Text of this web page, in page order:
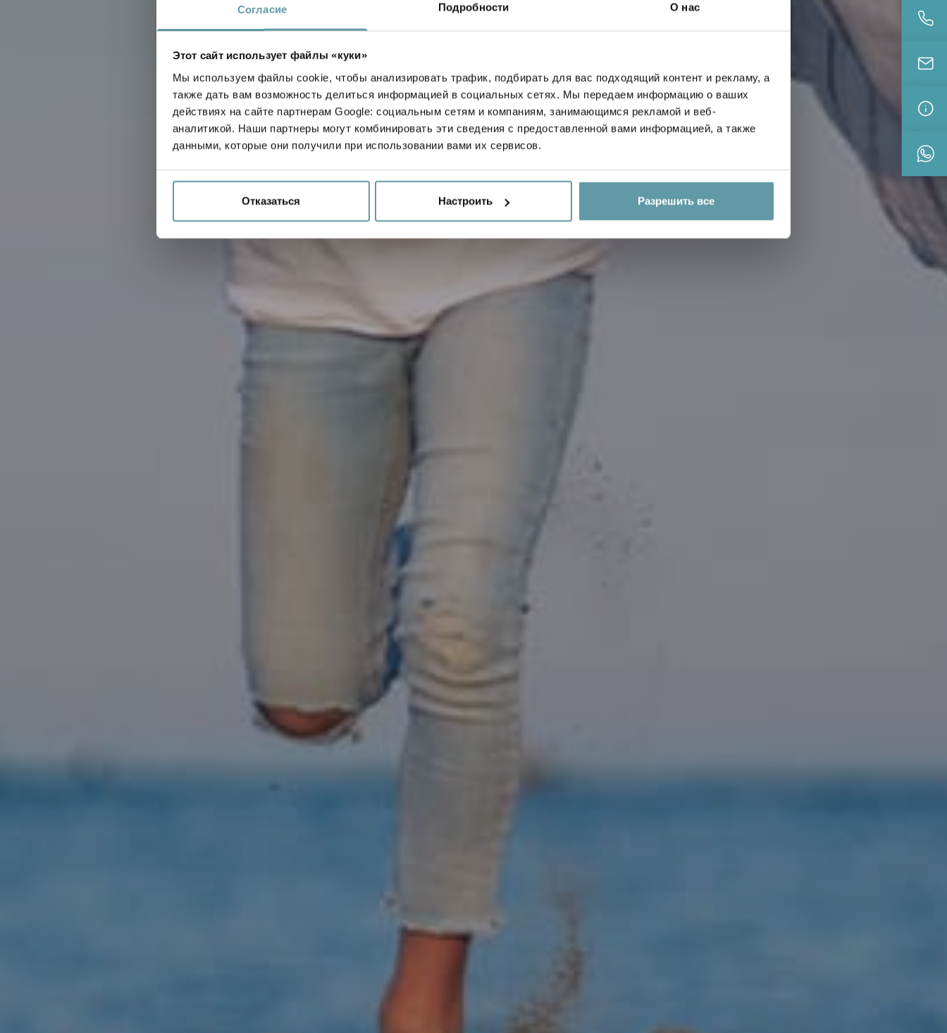
Согласие Подробности О нас
Этот сайт использует файлы «куки»
Мы используем файлы cookie, чтобы анализировать трафик, подбирать для вас подходящий контент и рекламу, а
также дать вам возможность делиться информацией в социальных сетях. Мы передаем информацию о ваших
действиях на сайте партнерам Google: социальным сетям и компаниям, занимающимся рекламой и веб-
аналитикой. Наши партнеры могут комбинировать эти сведения с предоставленной вами информацией, а также
данными, которые они получили при использовании вами их сервисов.
Отказаться Настроить Разрешить все
СЕМЕЙНЫЙ КУРОРТ